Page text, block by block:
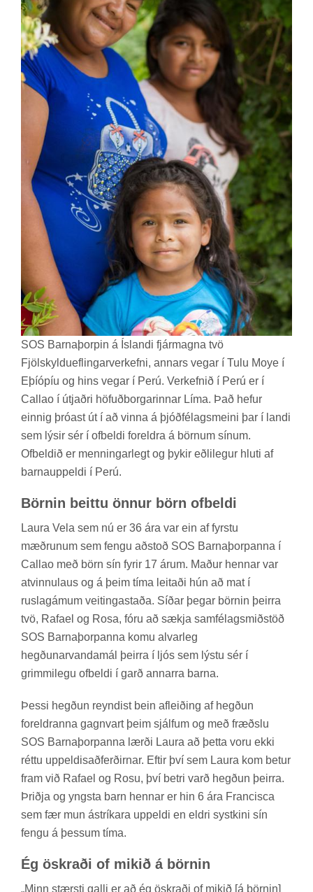
SOS Barna­þorp­in á Ís­landi fjár­magna tvö
Fjöl­skyldu­efl­ing­ar­verk­efni, ann­ars veg­ar í Tulu Moye í
Eþí­óp­íu og hins veg­ar í Perú. Verk­efn­ið í Perú er í
Callao í út­jaðri höf­uð­borg­ar­inn­ar Líma. Það hef­ur
einnig þró­ast út í að vinna á þjóð­fé­lags­meini þar í landi
sem lýs­ir sér í of­beldi for­eldra á börn­um sín­um.
Of­beld­ið er menn­ing­ar­legt og þyk­ir eðli­leg­ur hluti af
barna­upp­eldi í Perú.
Börn­in beittu önn­ur börn of­beldi
Laura Vela sem nú er 36 ára var ein af fyrstu
mæðr­un­um sem fengu að­stoð SOS Barna­þorp­anna í
Callao með börn sín fyr­ir 17 árum. Mað­ur henn­ar var
at­vinnu­laus og á þeim tíma leit­aði hún að mat í
ruslagám­um veit­inga­staða. Síð­ar þeg­ar börn­in þeirra
tvö, Rafa­el og Rosa, fóru að sækja sam­fé­lags­mið­stöð
SOS Barna­þorp­anna komu al­var­leg
hegð­un­ar­vanda­mál þeirra í ljós sem lýstu sér í
grimmi­legu of­beldi í garð annarra barna.
Þessi hegð­un reynd­ist bein af­leið­ing af hegð­un
for­eldr­anna gagn­vart þeim sjálf­um og með fræðslu
SOS Barna­þorp­anna lærði Laura að þetta voru ekki
réttu upp­eldisað­ferð­irn­ar. Eft­ir því sem Laura kom bet­ur
fram við Rafa­el og Rosu, því betri varð hegð­un þeirra.
Þriðja og yngsta barn henn­ar er hin 6 ára Francisca
sem fær mun ást­rík­ara upp­eldi en eldri systkini sín
fengu á þess­um tíma.
Ég öskr­aði of mik­ið á börn­in
„Minn stærsti galli er að ég öskr­aði of mik­ið [á börn­in]